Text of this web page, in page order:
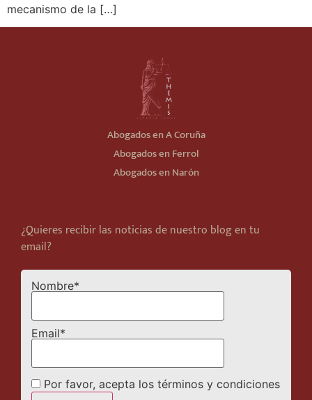
mecanismo de la […]
Abogados en A Coruña
Abogados en Ferrol
Abogados en Narón
¿Quieres recibir las noticias de nuestro blog en tu
email?
Nombre*
Email*
Por favor, acepta los términos y condiciones